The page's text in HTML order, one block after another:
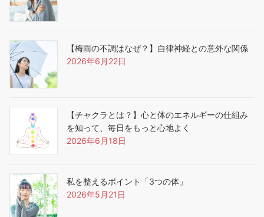
【梅雨の不調はなぜ？】自律神経との意外な関係
2026年6月22日
【チャクラとは？】心と体のエネルギーの仕組み
を知って、毎日をもっと心地よく
2026年6月18日
私を整えるポイント「3つの体」
2026年5月21日